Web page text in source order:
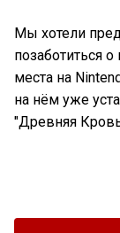
Мы хотели
позаботиться
места на
на нём уже
"Древняя